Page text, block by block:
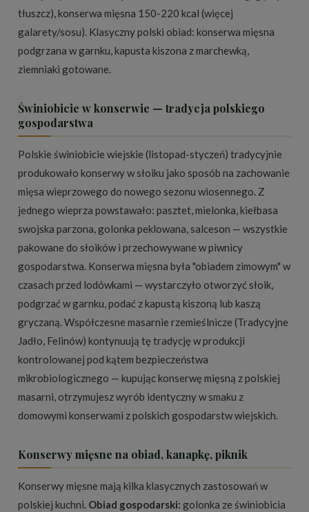
tłuszcz), konserwa mięsna 150-220 kcal (więcej
galarety/sosu). Klasyczny polski obiad: konserwa mięsna
podgrzana w garnku, kapusta kiszona z marchewką,
ziemniaki gotowane.
Świniobicie w konserwie — tradycja polskiego
gospodarstwa
Polskie świniobicie wiejskie (listopad-styczeń) tradycyjnie
produkowało konserwy w słoiku jako sposób na zachowanie
mięsa wieprzowego do nowego sezonu wiosennego. Z
jednego wieprza powstawało: pasztet, mielonka, kiełbasa
swojska parzona, golonka peklowana, salceson — wszystkie
pakowane do słoików i przechowywane w piwnicy
gospodarstwa. Konserwa mięsna była "obiadem zimowym" w
czasach przed lodówkami — wystarczyło otworzyć słoik,
podgrzać w garnku, podać z kapustą kiszoną lub kaszą
gryczaną. Współczesne masarnie rzemieślnicze (Tradycyjne
Jadło, Felinów) kontynuują tę tradycję w produkcji
kontrolowanej pod kątem bezpieczeństwa
mikrobiologicznego — kupując konserwę mięsną z polskiej
masarni, otrzymujesz wyrób identyczny w smaku z
domowymi konserwami z polskich gospodarstw wiejskich.
Konserwy mięsne na obiad, kanapkę, piknik
Konserwy mięsne mają kilka klasycznych zastosowań w
polskiej kuchni. Obiad gospodarski: golonka ze świniobicia